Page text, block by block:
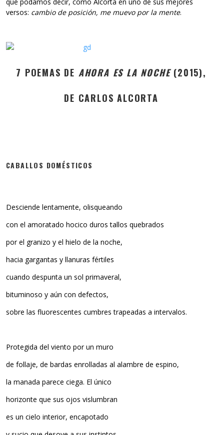
versos: cambio de posición, me muevo por la mente.
7 POEMAS DE AHORA ES LA NOCHE(2015),
DE CARLOS ALCORTA
CABALLOS DOMÉSTICOS
Desciende lentamente, olisqueando
con el amoratado hocico duros tallos quebrados
por el granizo y el hielo de la noche,
hacia gargantas y llanuras fértiles
cuando despunta un sol primaveral,
bituminoso y aún con defectos,
sobre las fluorescentes cumbres trapeadas a intervalos.
Protegida del viento por un muro
de follaje, de bardas enrolladas al alambre de espino,
la manada parece ciega. El único
horizonte que sus ojos vislumbran
es un cielo interior, encapotado